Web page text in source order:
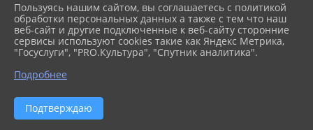
Пользуясь нашим сайтом, вы соглашаетесь с политикой
обработки персональных данных а также с тем что наш
веб-сайт и другие подключенные к веб-сайту сторонние
сервисы используют cookies такие как Яндекс Метрика,
"Госуслуги", "PRO.Культура", "Спутник аналитика".
Подробнее
Подтверждаю